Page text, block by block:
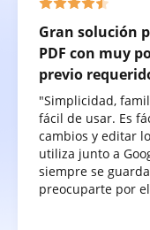
Gran solución
PDF con muy
previo
"Simplicidad,
fácil de usar. Es
cambios y editar
utiliza junto a
siempre se
preocuparte por